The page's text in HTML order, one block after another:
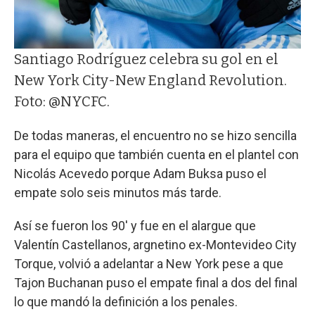
Santiago Rodríguez celebra su gol en el
New York City-New England Revolution.
Foto: @NYCFC.
De todas maneras, el encuentro no se hizo sencilla
para el equipo que también cuenta en el plantel con
Nicolás Acevedo porque Adam Buksa puso el
empate solo seis minutos más tarde.
Así se fueron los 90' y fue en el alargue que
Valentín Castellanos, argnetino ex-Montevideo City
Torque, volvió a adelantar a New York pese a que
Tajon Buchanan puso el empate final a dos del final
lo que mandó la definición a los penales.